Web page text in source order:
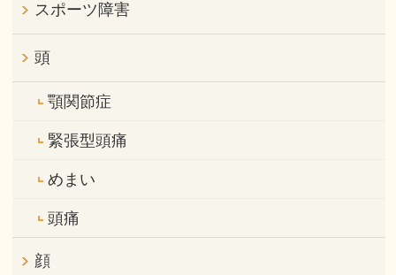
スポーツ障害
頭
顎関節症
緊張型頭痛
めまい
頭痛
顔